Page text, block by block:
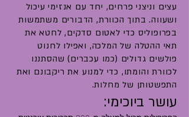
עצים וניצני פרחים, יחד עם אנזימי עיכול
ושעווה. בתוך הכוורת, הדבורים משתמשות
בפרופוליס כדי לאטום סדקים, לחטא את
תאי ההטלה של המלכה, ואפילו לחנוט
פולשים גדולים (כמו עכברים) שהסתננו
לכוורת והומתו, כדי למנוע את ריקבונם ואת
התפשטותן של מחלות.
עושר ביוכימי: